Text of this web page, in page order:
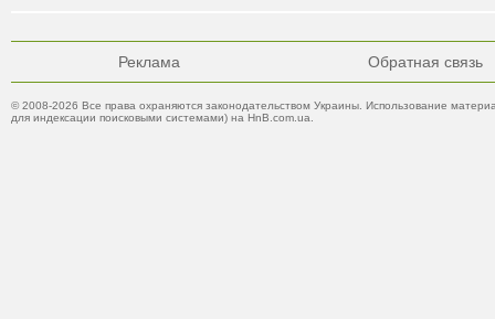
Реклама Обратная связь
© 2008-2026 Все права охраняются законодательством Украины. Использование
для индексации поисковыми системами) на HnB.com.ua.